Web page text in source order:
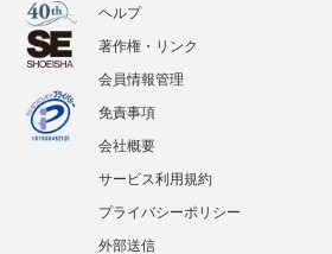
ヘルプ
著作権・リンク
会員情報管理
免責事項
会社概要
サービス利用規約
プライバシーポリシー
外部送信